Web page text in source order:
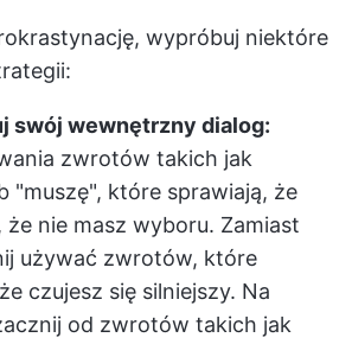
wypróbuj niektóre
swój wewnętrzny dialog:
zwrotów takich jak
"muszę", które sprawiają, że
że nie masz wyboru. Zamiast
używać zwrotów, które
czujesz się silniejszy. Na
od zwrotów takich jak